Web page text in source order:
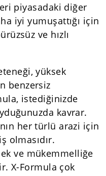
piyasadaki diğer
iyi yumuşattığı için
ve hızlı
yüksek
benzersiz
istediğinizde
kavrar.
her türlü arazi için
olmasıdır.
ve mükemmelliğe
X-Formula çok